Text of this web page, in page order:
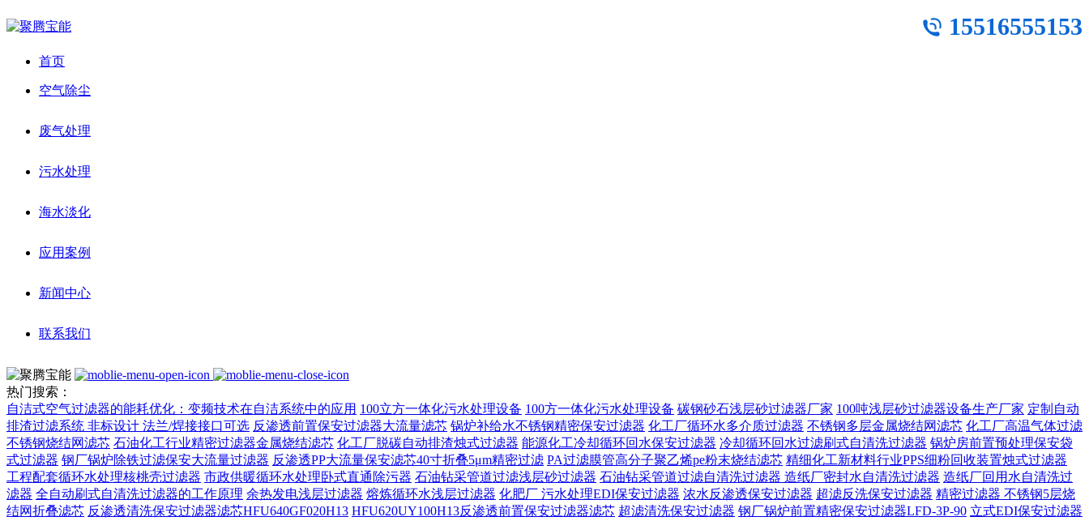
15516555153
首页
空气除尘
废气处理
污水处理
海水淡化
应用案例
新闻中心
联系我们
热门搜索：
自洁式空气过滤器的能耗优化：变频技术在自洁系统中的应用 100立方一体化污水处理设备 100方一体化污水处理设备 碳钢砂石浅层砂过滤器厂家 100吨浅层砂过滤器设备生产厂家 定制自动
排渣过滤系统 非标设计 法兰/焊接接口可选‌ 反渗透前置保安过滤器大流量滤芯 锅炉补给水不锈钢精密保安过滤器 化工厂循环水多介质过滤器 不锈钢多层金属烧结网滤芯 化工厂高温气体过滤
不锈钢烧结网滤芯 石油化工行业精密过滤器金属烧结滤芯 化工厂脱碳自动排渣烛式过滤器 能源化工冷却循环回水保安过滤器 冷却循环回水过滤刷式自清洗过滤器 锅炉房前置预处理保安袋
式过滤器 钢厂锅炉除铁过滤保安大流量过滤器 反渗透PP大流量保安滤芯40寸折叠5μm精密过滤 PA过滤膜管高分子聚乙烯pe粉末烧结滤芯 精细化工新材料行业PPS细粉回收装置烛式过滤器
工程配套循环水处理核桃壳过滤器 市政供暖循环水处理卧式直通除污器 石油钻采管道过滤浅层砂过滤器 石油钻采管道过滤自清洗过滤器 造纸厂密封水自清洗过滤器 造纸厂回用水自清洗过
滤器 全自动刷式自清洗过滤器的工作原理 余热发电浅层过滤器 熔炼循环水浅层过滤器 化肥厂 污水处理EDI保安过滤器 浓水反渗透保安过滤器 超滤反洗保安过滤器 精密过滤器 不锈钢5层烧
结网折叠滤芯 反渗透清洗保安过滤器滤芯HFU640GF020H13 HFU620UY100H13反渗透前置保安过滤器滤芯 超滤清洗保安过滤器 钢厂锅炉前置精密保安过滤器LFD-3P-90 立式EDI保安过滤器